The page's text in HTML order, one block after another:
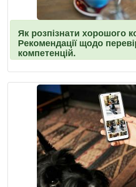
Як розпізнати хорошого
Рекомендації щодо
компетенцій.